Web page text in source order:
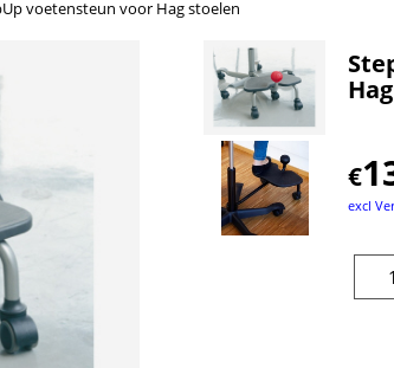
voetensteun voor Hag stoelen
€
excl